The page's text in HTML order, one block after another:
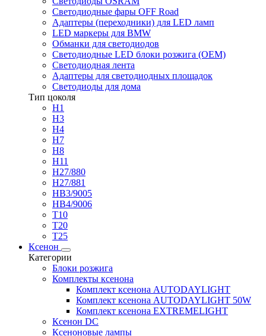
Светодиодные фары OFF Road
Адаптеры (переходники) для LED ламп
LED маркеры для BMW
Обманки для светодиодов
Светодиодные LED блоки розжига (OEM)
Светодиодная лента
Адаптеры для светодиодных площадок
Светодиоды для дома
Тип цоколя
H1
H3
H4
H7
H8
H11
H27/880
H27/881
HB3/9005
HB4/9006
T10
T20
T25
Ксенон
Категории
Блоки розжига
Комплекты ксенона
Комплект ксенона AUTODAYLIGHT
Комплект ксенона AUTODAYLIGHT 50W
Комплект ксенона EXTREMELIGHT
Ксенон DC
Ксеноновые лампы